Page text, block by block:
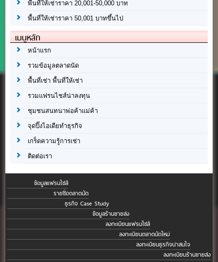
พื้นที่ให้เช่าราคา 20,001-50,000 บาท
พื้นที่ให้เช่าราคา 50,001 บาทขึ้นไป
เมนูหลัก
หน้าแรก
รวมข้อมูลตลาดนัด
พื้นที่เช่า พื้นที่ให้เช่า
รวมแฟรนไชส์น่าลงทุน
ชุมชนสนทนาพ่อค้าแม่ค้า
จุดปิ๊งไอเดียทำธุรกิจ
เกร็ดความรู้การเช่า
ติดต่อเรา
ข้อมูลแฟรนไชส์
รายชื่อตลาดนัด
ธุรกิจ Case Study
ข้อมูลร้านขายส่ง
ลงทะเบียนแฟรนไชส์
ลงทะเบียนตลาดนัดใหม่
ลงทะเบียนธุรกิจน่าสนใจ
ลงทะเบียนร้านขายส่ง